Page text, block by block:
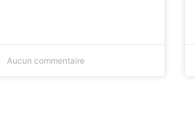
Aucun commentaire